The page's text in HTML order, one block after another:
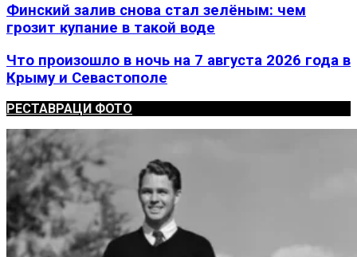
Финский залив снова стал зелёным: чем
грозит купание в такой воде
Что произошло в ночь на 7 августа 2026 года в
Крыму и Севастополе
РЕСТАВРАЦИ ФОТО